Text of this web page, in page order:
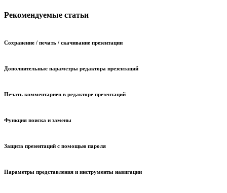
Рекомендуемые статьи
Сохранение / печать / скачивание презентации
Дополнительные параметры редактора презентаций
Печать комментариев в редакторе презентаций
Функция поиска и замены
Защита презентаций с помощью пароля
Параметры представления и инструменты навигации